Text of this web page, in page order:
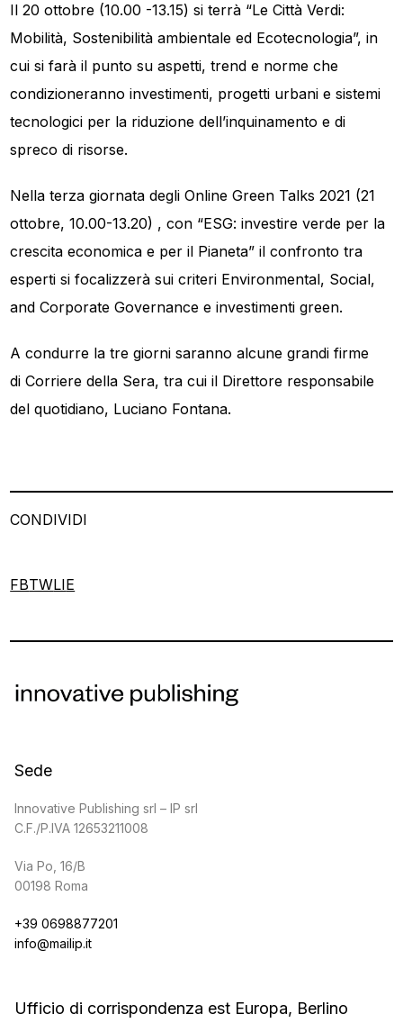
Il 20 ottobre (10.00 -13.15) si terrà “Le Città Verdi:
Mobilità, Sostenibilità ambientale ed Ecotecnologia”, in
cui si farà il punto su aspetti, trend e norme che
condizioneranno investimenti, progetti urbani e sistemi
tecnologici per la riduzione dell’inquinamento e di
spreco di risorse.
Nella terza giornata degli Online Green Talks 2021 (21
ottobre, 10.00-13.20) , con “ESG: investire verde per la
crescita economica e per il Pianeta” il confronto tra
esperti si focalizzerà sui criteri Environmental, Social,
and Corporate Governance e investimenti green.
A condurre la tre giorni saranno alcune grandi firme
di Corriere della Sera, tra cui il Direttore responsabile
del quotidiano, Luciano Fontana.
CONDIVIDI
FBTWLIE
Sede
Innovative Publishing srl – IP srl
C.F./P.IVA 12653211008
Via Po, 16/B
00198 Roma
+39 0698877201
info@mailip.it
Ufficio di corrispondenza est Europa, Berlino